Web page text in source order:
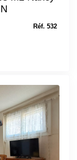
Réf. 532